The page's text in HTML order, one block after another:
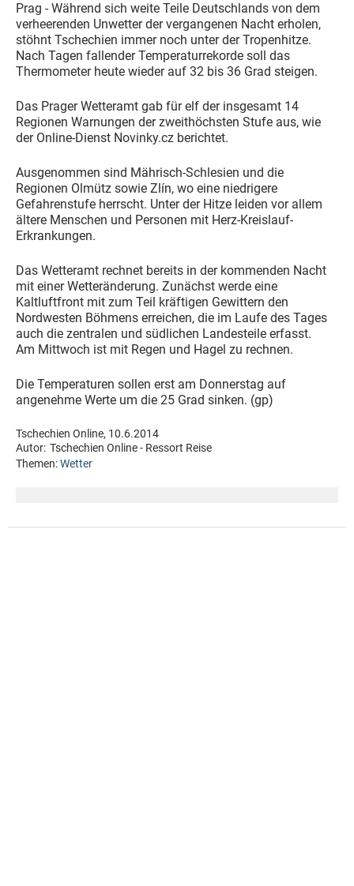
Prag - Während sich weite Teile Deutschlands von dem
verheerenden Unwetter der vergangenen Nacht erholen,
stöhnt Tschechien immer noch unter der Tropenhitze.
Nach Tagen fallender Temperaturrekorde soll das
Thermometer heute wieder auf 32 bis 36 Grad steigen.
Das Prager Wetteramt gab für elf der insgesamt 14
Regionen Warnungen der zweithöchsten Stufe aus, wie
der Online-Dienst Novinky.cz berichtet.
Ausgenommen sind Mährisch-Schlesien und die
Regionen Olmütz sowie Zlín, wo eine niedrigere
Gefahrenstufe herrscht. Unter der Hitze leiden vor allem
ältere Menschen und Personen mit Herz-Kreislauf-
Erkrankungen.
Das Wetteramt rechnet bereits in der kommenden Nacht
mit einer Wetteränderung. Zunächst werde eine
Kaltluftfront mit zum Teil kräftigen Gewittern den
Nordwesten Böhmens erreichen, die im Laufe des Tages
auch die zentralen und südlichen Landesteile erfasst.
Am Mittwoch ist mit Regen und Hagel zu rechnen.
Die Temperaturen sollen erst am Donnerstag auf
angenehme Werte um die 25 Grad sinken. (gp)
Tschechien Online, 10.6.2014
Autor: Tschechien Online - Ressort Reise
Themen:Wetter